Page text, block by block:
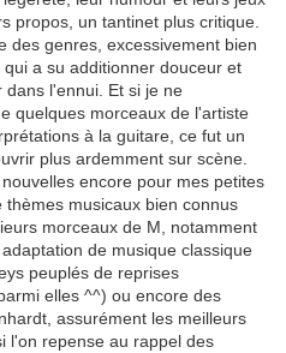
propos, un tantinet plus critique.
des genres, excessivement bien
a su additionner douceur et
l'ennui. Et si je ne
quelques morceaux de l'artiste
à la guitare, ce fut un
plus ardemment sur scène.
encore pour mes petites
musicaux bien connus
morceaux de M, notamment
adaptation de musique classique
peuplés de reprises
elles ^^) ou encore des
assurément les meilleurs
l'on repense au rappel des